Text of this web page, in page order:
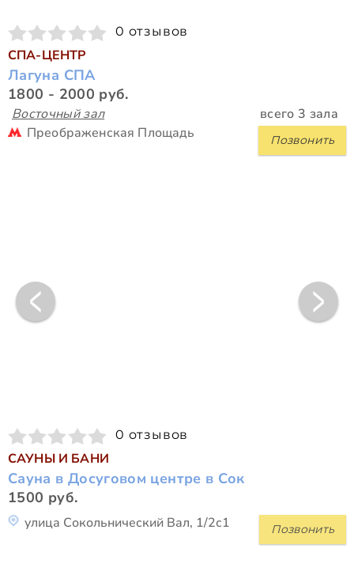
0 отзывов
СПА-ЦЕНТР
Лагуна СПА
1800 - 2000 руб.
Восточный зал всего 3 зала
Позвонить
Преображенская Площадь
0 отзывов
САУНЫ И БАНИ
Сауна в Досуговом центре в Сок
1500 руб.
Позвонить
улица Сокольнический Вал, 1/2с1